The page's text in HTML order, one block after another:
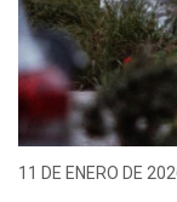
11 DE ENERO DE